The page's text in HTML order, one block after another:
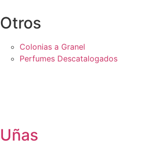
Otros
Colonias a Granel
Perfumes Descatalogados
Uñas